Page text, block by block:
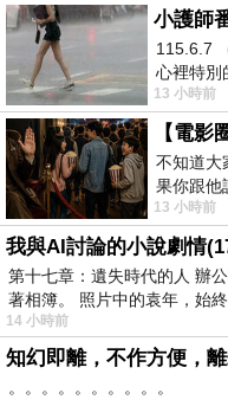
115.6.7
心裡特別
智課的她,
13 小時前
不知道大
果你跟他
出一種慈
13 小時前
我與AI討論的小說劇情
第十七章：遺失時代的人 辦
著相簿。 照片中的袁年，始
14 小時前
知幻即離，不作方便，
。。。。。。。。。。